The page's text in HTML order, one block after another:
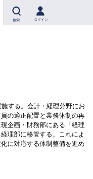
検索 ログイン
する。会計・経理分野にお
の適正配置と業務体制の再
企画・財務部にある「経理
理部に移管する。これによ
に対応する体制整備を進め